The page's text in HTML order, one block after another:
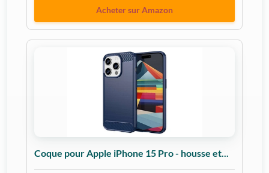
Acheter sur Amazon
Coque pour Apple iPhone 15 Pro - housse et...